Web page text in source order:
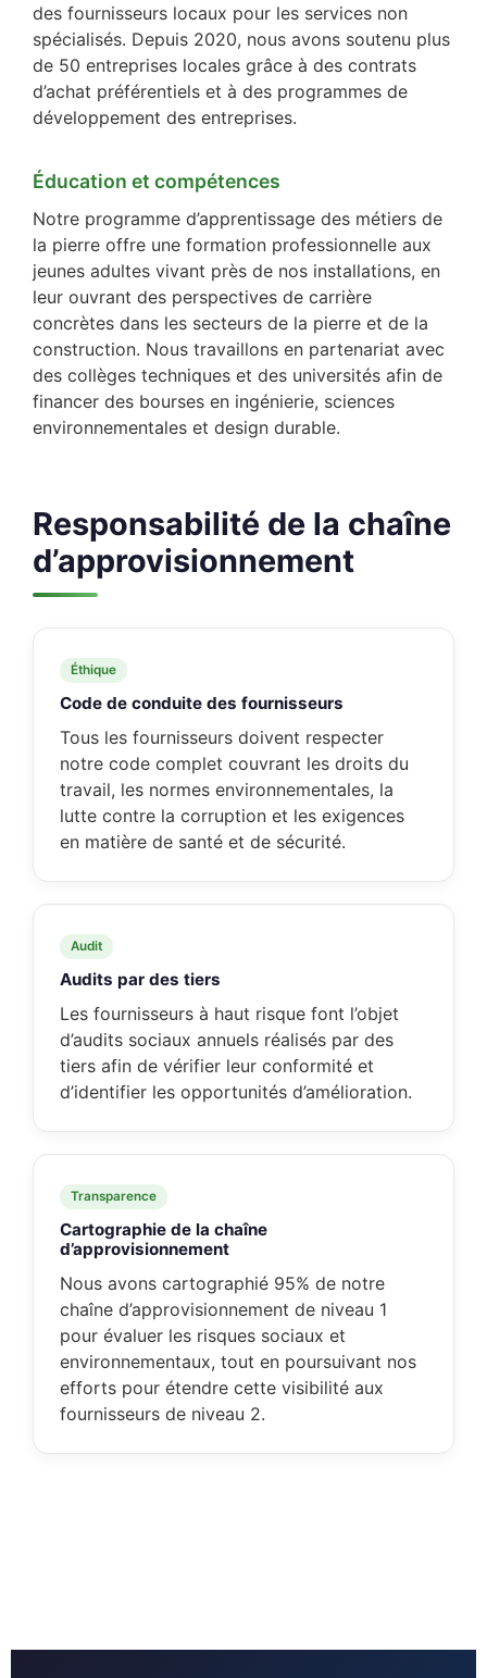
des fournisseurs locaux pour les services non
spécialisés. Depuis 2020, nous avons soutenu plus
de 50 entreprises locales grâce à des contrats
d’achat préférentiels et à des programmes de
développement des entreprises.
Éducation et compétences
Notre programme d’apprentissage des métiers de
la pierre offre une formation professionnelle aux
jeunes adultes vivant près de nos installations, en
leur ouvrant des perspectives de carrière
concrètes dans les secteurs de la pierre et de la
construction. Nous travaillons en partenariat avec
des collèges techniques et des universités afin de
financer des bourses en ingénierie, sciences
environnementales et design durable.
Responsabilité de la chaîne
d’approvisionnement
Éthique
Code de conduite des fournisseurs
Tous les fournisseurs doivent respecter
notre code complet couvrant les droits du
travail, les normes environnementales, la
lutte contre la corruption et les exigences
en matière de santé et de sécurité.
Audit
Audits par des tiers
Les fournisseurs à haut risque font l’objet
d’audits sociaux annuels réalisés par des
tiers afin de vérifier leur conformité et
d’identifier les opportunités d’amélioration.
Transparence
Cartographie de la chaîne
d’approvisionnement
Nous avons cartographié 95% de notre
chaîne d’approvisionnement de niveau 1
pour évaluer les risques sociaux et
environnementaux, tout en poursuivant nos
efforts pour étendre cette visibilité aux
fournisseurs de niveau 2.